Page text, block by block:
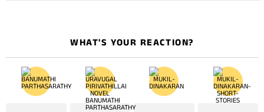
WHAT'S YOUR REACTION?